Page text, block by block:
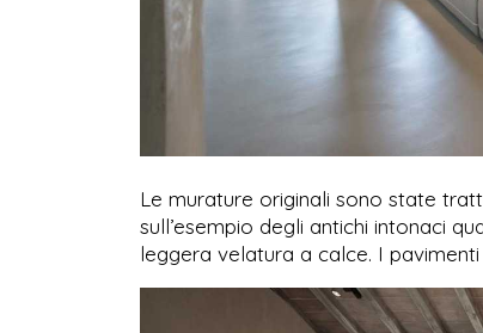
Le murature originali sono state
sull’esempio degli antichi intonaci
leggera velatura a calce. I